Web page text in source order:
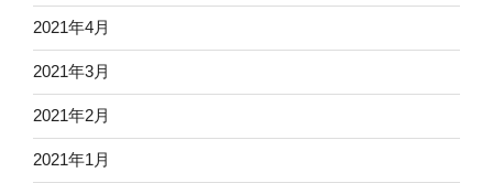
2021年4月
2021年3月
2021年2月
2021年1月